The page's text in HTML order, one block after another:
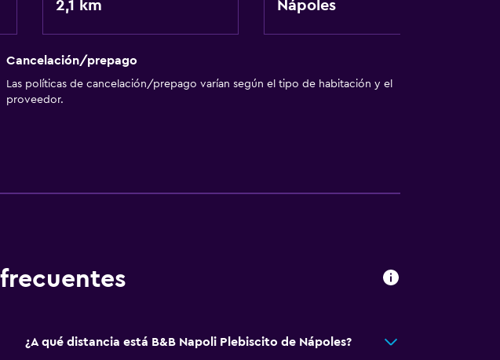
Secador de pelo
Aseo
Papel higiénico
Baño privado
TV por cable o vía satélite
2,1 km Nápoles
Cancelación/prepago
Las políticas de cancelación/prepago varían según el tipo de habitación y el
proveedor.
¿A qué distancia está B&B Napoli Plebiscito de Nápoles?